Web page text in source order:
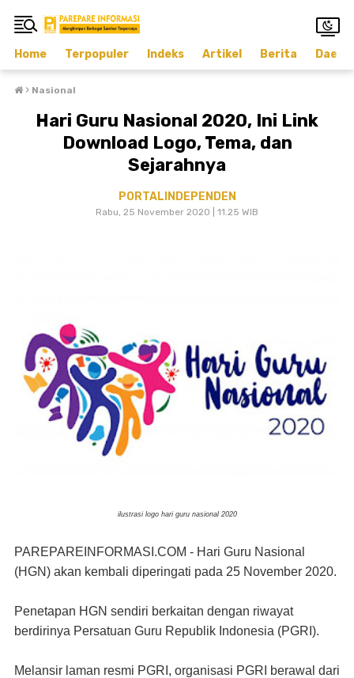
Home Terpopuler Indeks Artikel Berita
› Nasional
Hari Guru Nasional 2020, Ini Link
Download Logo, Tema, dan
Sejarahnya
PORTALINDEPENDEN
Rabu, 25 November 2020 | 11.25 WIB
ilustrasi logo hari guru nasional 2020
PAREPAREINFORMASI.COM - Hari Guru Nasional
(HGN) akan kembali diperingati pada 25 November 2020.
Penetapan HGN sendiri berkaitan dengan riwayat
berdirinya Persatuan Guru Republik Indonesia (PGRI).
Melansir laman resmi PGRI, organisasi PGRI berawal dari